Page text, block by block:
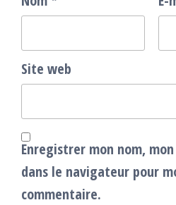
Site web
Enregistrer mon nom,
dans le navigateur pour
commentaire.